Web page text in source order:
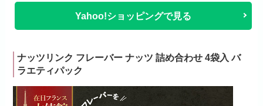
Yahoo!ショッピングで見る
ナッツリンク フレーバー ナッツ 詰め合わせ 4袋入 バ
ラエティパック